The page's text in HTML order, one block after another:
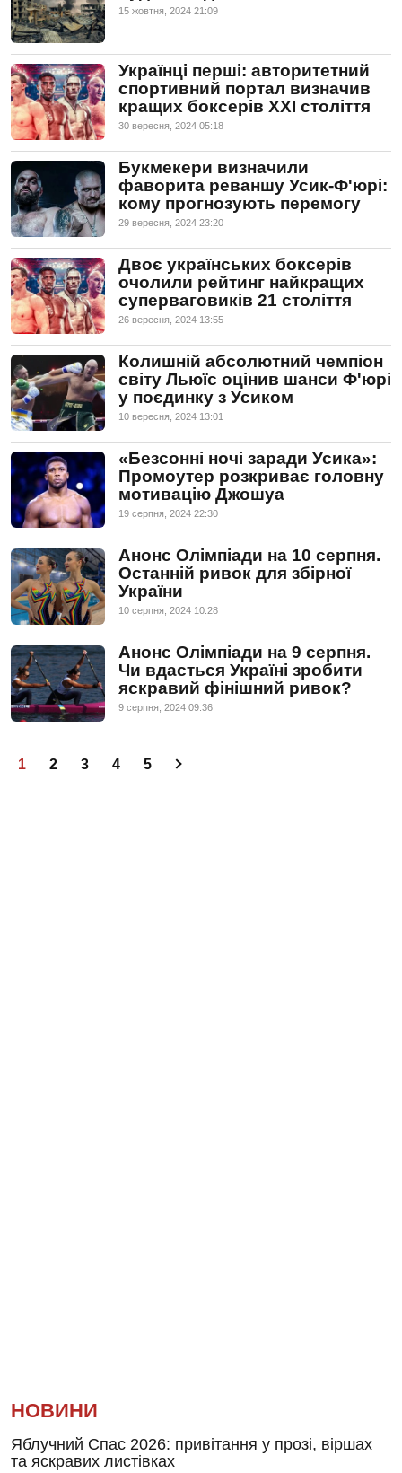
15 жовтня, 2024 21:09
Українці перші: авторитетний
спортивний портал визначив
кращих боксерів XXI століття
30 вересня, 2024 05:18
Букмекери визначили
фаворита реваншу Усик-Ф'юрі:
кому прогнозують перемогу
29 вересня, 2024 23:20
Двоє українських боксерів
очолили рейтинг найкращих
суперваговиків 21 століття
26 вересня, 2024 13:55
Колишній абсолютний чемпіон
світу Льюїс оцінив шанси Ф'юрі
у поєдинку з Усиком
10 вересня, 2024 13:01
«Безсонні ночі заради Усика»:
Промоутер розкриває головну
мотивацію Джошуа
19 серпня, 2024 22:30
Анонс Олімпіади на 10 серпня.
Останній ривок для збірної
України
10 серпня, 2024 10:28
Анонс Олімпіади на 9 серпня.
Чи вдасться Україні зробити
яскравий фінішний ривок?
9 серпня, 2024 09:36
1 2 3 4 5
НОВИНИ
Яблучний Спас 2026: привітання у прозі, віршах
та яскравих листівках